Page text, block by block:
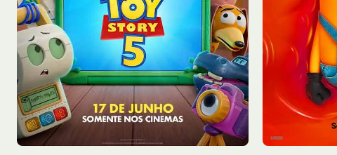
Qui - 06/08
Sala 2 12:55
Qui - 06/08
Sala 1 13:10